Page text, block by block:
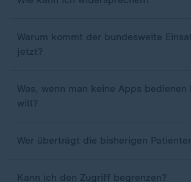
Warum kommt der bundesweite
jetzt?
Was, wenn man keine Apps bedienen
will?
Wer überträgt die bisherigen
Kann ich den Zugriff begrenzen?